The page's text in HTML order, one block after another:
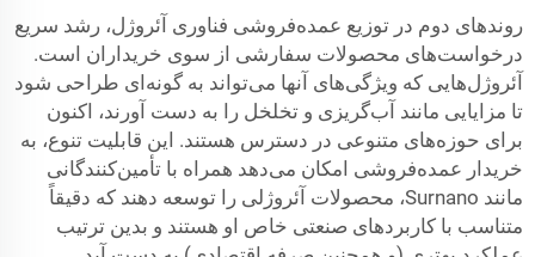
روندهای دوم در توزیع عمده‌فروشی فناوری آئروژل، رشد سریع
درخواست‌های محصولات سفارشی از سوی خریداران است.
آئروژل‌هایی که ویژگی‌های آنها می‌تواند به گونه‌ای طراحی شود
تا مزایایی مانند آب‌گریزی و تخلخل را به دست آورند، اکنون
برای حوزه‌های متنوعی در دسترس هستند. این قابلیت تنوع، به
خریدار عمده‌فروشی امکان می‌دهد همراه با تأمین‌کنندگانی
مانند Surnano، محصولات آئروژلی را توسعه دهند که دقیقاً
متناسب با کاربردهای صنعتی خاص او هستند و بدین ترتیب